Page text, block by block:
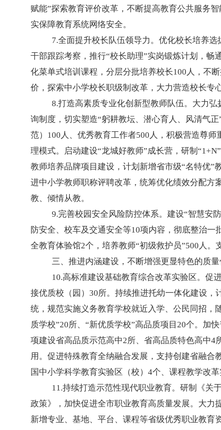
赋能”探索教育评价改革，不断提高教育公共服务
实保障教育系统网络安全。
7.全面提升校长队伍领导力。优化校长培养
干部跟踪考察，推行“校长助理”实岗锻炼计划，畅
化菜单式培训课程，分层分批培养校长100人，不
价，探索中小学校长职级制改革，大力营造校长专
8.打造高素质专业化创新型教师队伍。大力
询制度，切实塑造“躬耕教坛、潜心育人、风清气
范）100人、优秀教育工作者500人，积极营造尊
理模式。启动建设“龙城好教师”成长营，研制
教师培养品牌项目建设，计划新增省市级“名特优”
进中小学教师职称评聘改革，统筹优化绩效分配
教、倾情从教。
9.完善校园安全风险防控体系。建设“智慧安
防安全、校车及交通安全等10项内容，彻底整治
全教育体验馆2个，培养教师“初级救护员”500人
三、推进内涵建设，不断增强更显特色的质
10.高标准建设基础教育综合改革实验区。促
接优质校（园）30所。持续推进托幼一体化建设
统，规范实施义务教育学校就近入学、公民同招，
质学校”20所、“新优质学校”高品质项目20个。加
项建设省高品质示范高中2所、省高品质特色高中
用。促进特殊教育全纳融合发展，支持创建省融
国中小学科学教育实验区（校）4个、课程教学改
11.持续打造示范性现代职业教育。研制《关
政策》，加快促进全市职业教育高质量发展。大力
新增专业、基地、平台、课程等省级优秀职业教育